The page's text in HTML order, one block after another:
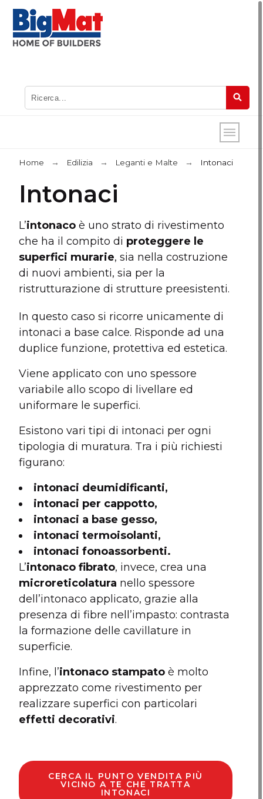
Home Edilizia Leganti e Malte Intonaci
Intonaci
L’intonaco è uno strato di rivestimento
che ha il compito di proteggere le
superfici murarie, sia nella costruzione
di nuovi ambienti, sia per la
ristrutturazione di strutture preesistenti.
In questo caso si ricorre unicamente di
intonaci a base calce. Risponde ad una
duplice funzione, protettiva ed estetica.
Viene applicato con uno spessore
variabile allo scopo di livellare ed
uniformare le superfici.
Esistono vari tipi di intonaci per ogni
tipologia di muratura. Tra i più richiesti
figurano:
intonaci deumidificanti,
intonaci per cappotto,
intonaci a base gesso,
intonaci termoisolanti,
intonaci fonoassorbenti.
L’intonaco fibrato, invece, crea una
microreticolatura nello spessore
dell’intonaco applicato, grazie alla
presenza di fibre nell’impasto: contrasta
la formazione delle cavillature in
superficie.
Infine, l’intonaco stampato è molto
apprezzato come rivestimento per
realizzare superfici con particolari
effetti decorativi.
CERCA IL PUNTO VENDITA PIÙ
VICINO A TE CHE TRATTA
INTONACI